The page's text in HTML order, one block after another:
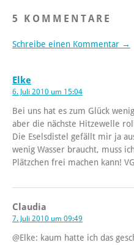
5 KOMMENTARE
Schreibe einen Kommentar →
Elke
6. Juli 2010 um 15:04
Bei uns hat es zum Glück
aber die nächste Hitzewelle
Die Eselsdistel gefällt mir ja
wenig Wasser braucht, muss
Plätzchen frei machen kann!
Claudia
7. Juli 2010 um 09:49
@Elke: kaum hatte ich das